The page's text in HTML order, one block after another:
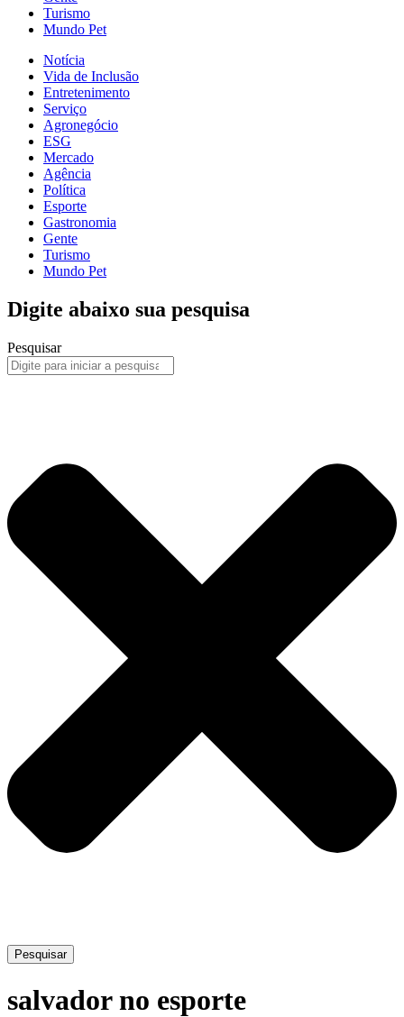
Turismo
Mundo Pet
Notícia
Vida de Inclusão
Entretenimento
Serviço
Agronegócio
ESG
Mercado
Agência
Política
Esporte
Gastronomia
Gente
Turismo
Mundo Pet
Digite abaixo sua pesquisa
Pesquisar
Pesquisar
salvador no esporte